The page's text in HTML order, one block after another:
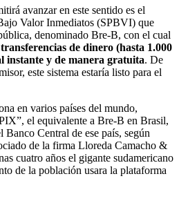
avanzar en este sentido es el
Valor Inmediatos (SPBVI) que
denominado Bre-B, con el cual
de dinero (hasta 1.000
instante y de manera gratuita. De
este sistema estaría listo para el
en varios países del mundo,
el equivalente a Bre-B en Brasil,
Central de ese país, según
de la firma Lloreda Camacho &
cuatro años el gigante sudamericano
de la población usara la plataforma